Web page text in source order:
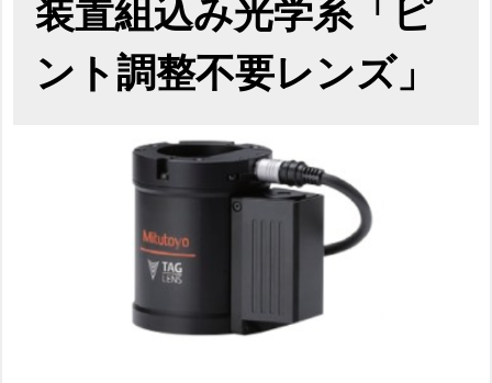
装置組込み光学系「ピ
ント調整不要レンズ」